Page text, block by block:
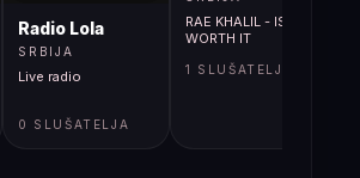
Radio Lola
SRBIJA
Live radio
0 SLUŠATELJA
RAE KHALIL - IS IT
WORTH IT
1 SLUŠATELJA